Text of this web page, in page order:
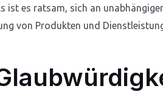
es ratsam, sich an
von Produkten und